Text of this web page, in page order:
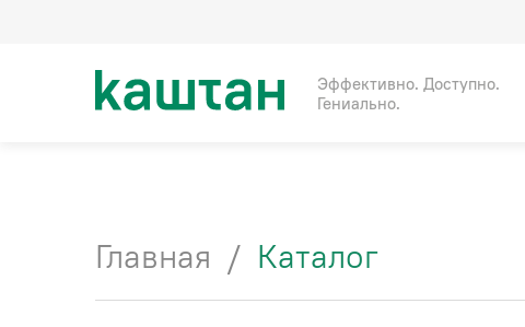
Эффективно. Доступно.
Гениально.
Главная / Каталог